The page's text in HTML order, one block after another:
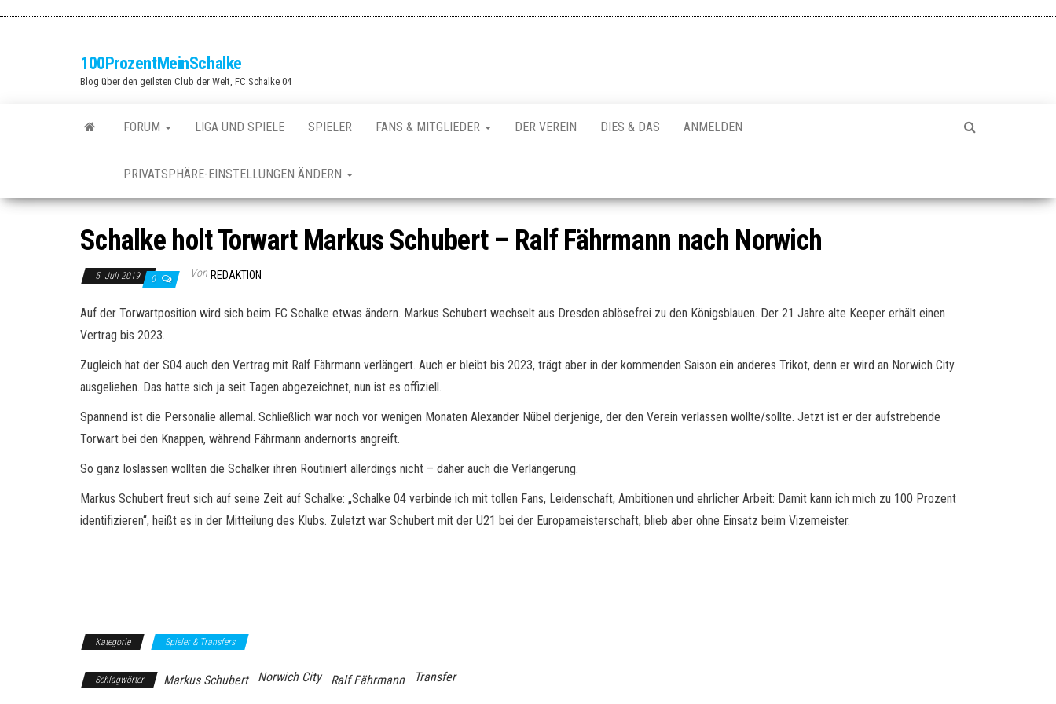
100ProzentMeinSchalke
Blog über den geilsten Club der Welt, FC Schalke 04
FORUM LIGA UND SPIELE SPIELER FANS & MITGLIEDER DER VEREIN DIES & DAS ANMELDEN
PRIVATSPHÄRE-EINSTELLUNGEN ÄNDERN
Schalke holt Torwart Markus Schubert – Ralf Fährmann nach Norwich
5. Juli 2019 0 Von REDAKTION
Auf der Torwartposition wird sich beim FC Schalke etwas ändern. Markus Schubert wechselt aus Dresden ablösefrei zu den Königsblauen. Der 21 Jahre alte Keeper erhält einen
Vertrag bis 2023.
Zugleich hat der S04 auch den Vertrag mit Ralf Fährmann verlängert. Auch er bleibt bis 2023, trägt aber in der kommenden Saison ein anderes Trikot, denn er wird an Norwich City
ausgeliehen. Das hatte sich ja seit Tagen abgezeichnet, nun ist es offiziell.
Spannend ist die Personalie allemal. Schließlich war noch vor wenigen Monaten Alexander Nübel derjenige, der den Verein verlassen wollte/sollte. Jetzt ist er der aufstrebende
Torwart bei den Knappen, während Fährmann andernorts angreift.
So ganz loslassen wollten die Schalker ihren Routiniert allerdings nicht – daher auch die Verlängerung.
Markus Schubert freut sich auf seine Zeit auf Schalke: „Schalke 04 verbinde ich mit tollen Fans, Leidenschaft, Ambitionen und ehrlicher Arbeit: Damit kann ich mich zu 100 Prozent
identifizieren“, heißt es in der Mitteilung des Klubs. Zuletzt war Schubert mit der U21 bei der Europameisterschaft, blieb aber ohne Einsatz beim Vizemeister.
Kategorie Spieler & Transfers
Schlagwörter Markus Schubert Norwich City Ralf Fährmann Transfer